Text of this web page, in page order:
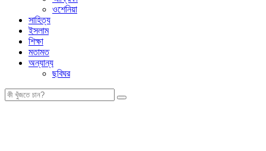
ওশেনিয়া
সাহিত্য
ইসলাম
শিক্ষা
মতামত
অন্যান্য
ছবিঘর